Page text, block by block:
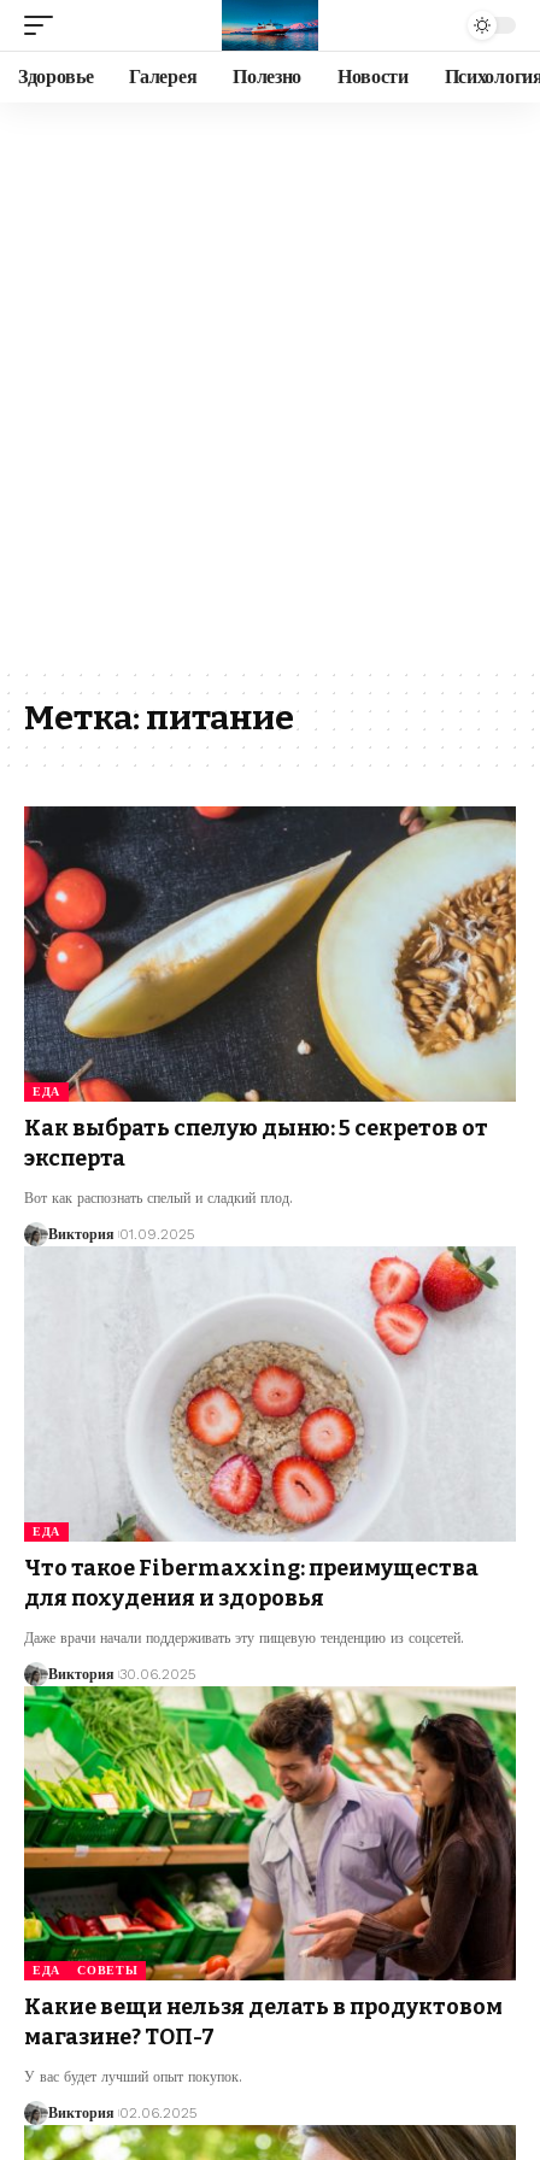
Здоровье Галерея Полезно Новости
Метка: питание
ЕДА
Как выбрать спелую дыню: 5 секретов от
эксперта
Вот как распознать спелый и сладкий плод.
Виктория 01.09.2025
ЕДА
Что такое Fibermaxxing: преимущества
для похудения и здоровья
Даже врачи начали поддерживать эту пищевую тенденцию из соцсетей.
Виктория 30.06.2025
ЕДА СОВЕТЫ
Какие вещи нельзя делать в продуктовом
магазине? ТОП-7
У вас будет лучший опыт покупок.
Виктория 02.06.2025